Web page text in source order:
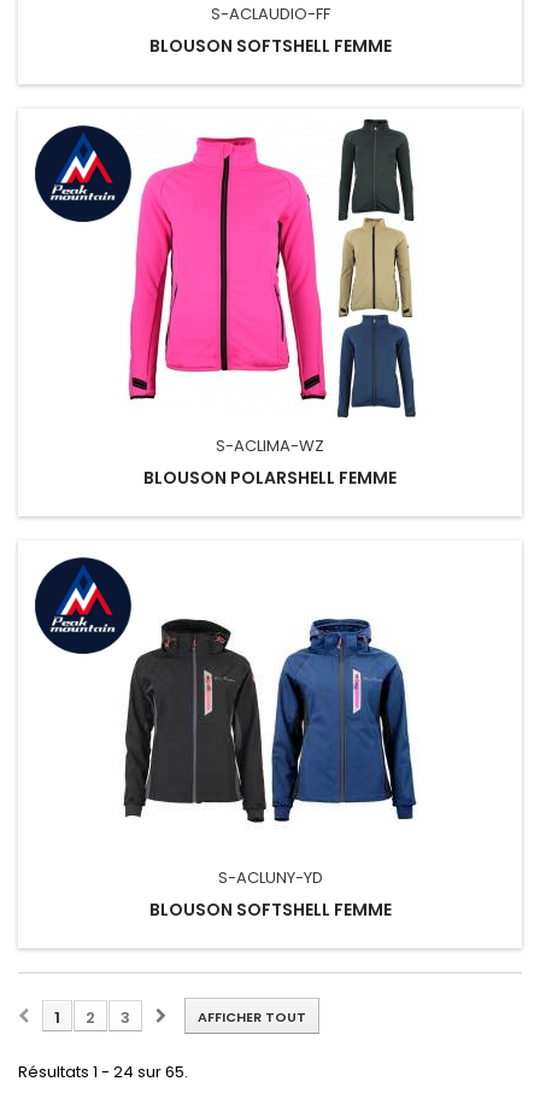
S-ACLAUDIO-FF
BLOUSON SOFTSHELL FEMME
S-ACLIMA-WZ
BLOUSON POLARSHELL FEMME
S-ACLUNY-YD
BLOUSON SOFTSHELL FEMME
AFFICHER TOUT
1 2 3
Résultats 1 - 24 sur 65.